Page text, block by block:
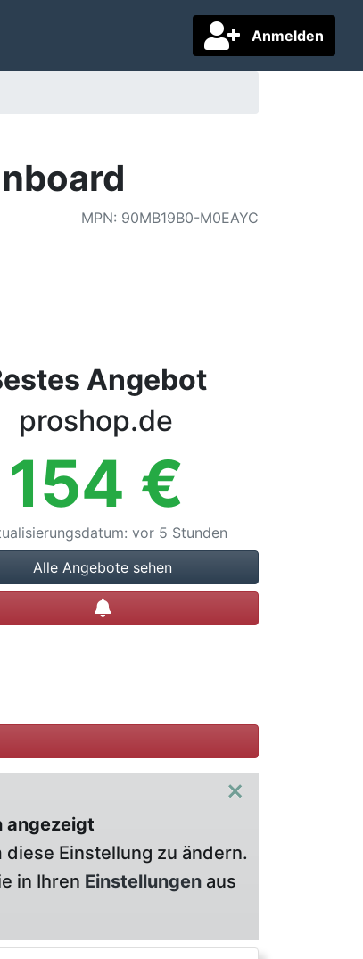
Anmelden
MPN: 90MB19B0-M0EAYC
Angebot
proshop.de
154 €
: vor 5 Stunden
Alle Angebote sehen
Preisalarm setzen
×
angezeigt
Einstellung zu ändern.
in Ihren Einstellungen aus